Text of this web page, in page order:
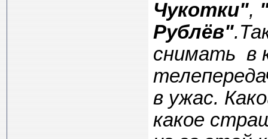
Чукотки",
Рублёв".
снимать в
в ужас.
какое